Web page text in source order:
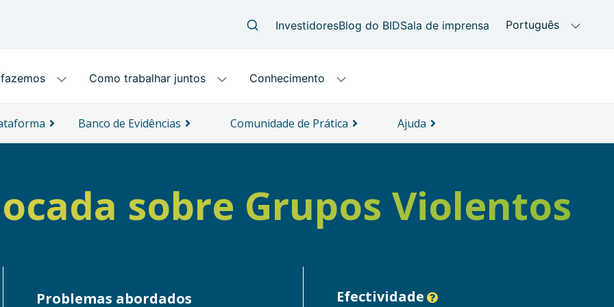
Banco de Evidências Comunidade de Prática Ajuda
sobre Grupos Violentos
Problemas abordados Efectividade